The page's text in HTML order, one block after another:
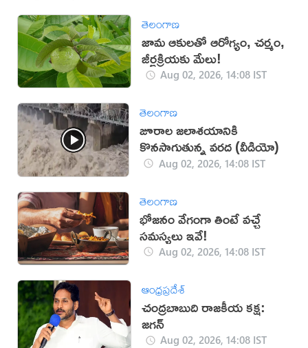
తెలంగాణ
జామ ఆకులతో ఆరోగ్యం, చర్మం,
జీర్ణక్రియకు మేలు!
Aug 02, 2026, 14:08 IST
తెలంగాణ
జూరాల జలాశయానికి
కొనసాగుతున్న వరద (వీడియో)
Aug 02, 2026, 14:08 IST
తెలంగాణ
భోజనం వేగంగా తింటే వచ్చే
సమస్యలు ఇవే!
Aug 02, 2026, 14:08 IST
ఆంధ్రప్రదేశ్
చంద్రబాబుది రాజకీయ కక్ష:
జగన్
Aug 02, 2026, 14:08 IST